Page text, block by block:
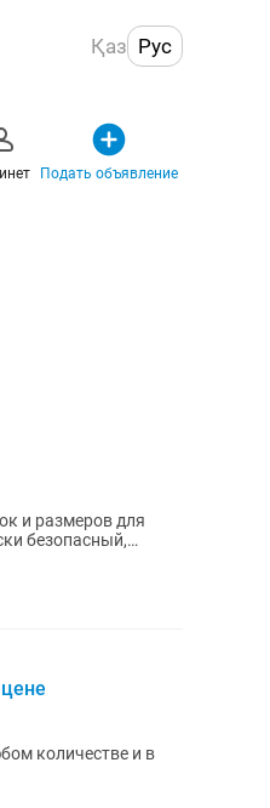
Қаз Рус
Подать объявление
и размеров для
безопасный,
количестве и в